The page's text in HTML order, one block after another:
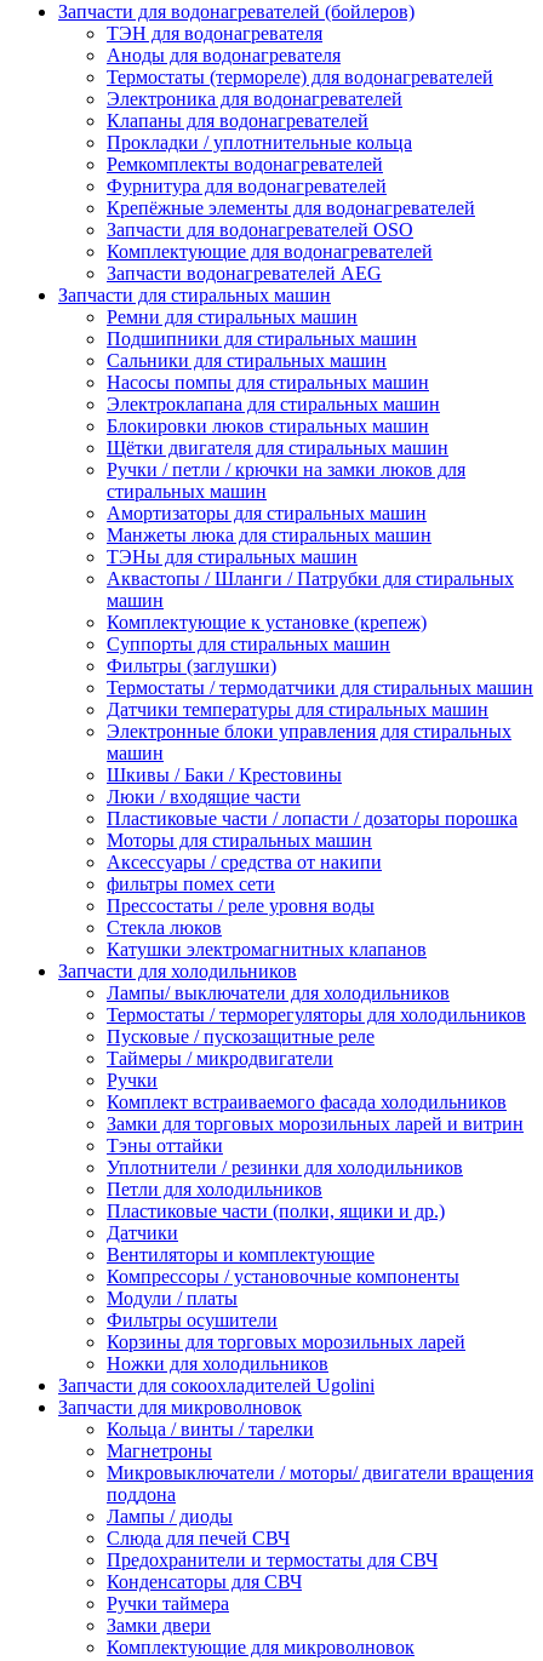
Запчасти для водонагревателей (бойлеров)
ТЭН для водонагревателя
Аноды для водонагревателя
Термостаты (термореле) для водонагревателей
Электроника для водонагревателей
Клапаны для водонагревателей
Прокладки / уплотнительные кольца
Ремкомплекты водонагревателей
Фурнитура для водонагревателей
Крепёжные элементы для водонагревателей
Запчасти для водонагревателей OSO
Комплектующие для водонагревателей
Запчасти водонагревателей AEG
Запчасти для стиральных машин
Ремни для стиральных машин
Подшипники для стиральных машин
Сальники для стиральных машин
Насосы помпы для стиральных машин
Электроклапана для стиральных машин
Блокировки люков стиральных машин
Щётки двигателя для стиральных машин
Ручки / петли / крючки на замки люков для
стиральных машин
Амортизаторы для стиральных машин
Манжеты люка для стиральных машин
ТЭНы для стиральных машин
Аквастопы / Шланги / Патрубки для стиральных
машин
Комплектующие к установке (крепеж)
Суппорты для стиральных машин
Фильтры (заглушки)
Термостаты / термодатчики для стиральных машин
Датчики температуры для стиральных машин
Электронные блоки управления для стиральных
машин
Шкивы / Баки / Крестовины
Люки / входящие части
Пластиковые части / лопасти / дозаторы порошка
Моторы для стиральных машин
Аксессуары / средства от накипи
фильтры помех сети
Прессостаты / реле уровня воды
Стекла люков
Катушки электромагнитных клапанов
Запчасти для холодильников
Лампы/ выключатели для холодильников
Термостаты / терморегуляторы для холодильников
Пусковые / пускозащитные реле
Таймеры / микродвигатели
Ручки
Комплект встраиваемого фасада холодильников
Замки для торговых морозильных ларей и витрин
Тэны оттайки
Уплотнители / резинки для холодильников
Петли для холодильников
Пластиковые части (полки, ящики и др.)
Датчики
Вентиляторы и комплектующие
Компрессоры / установочные компоненты
Модули / платы
Фильтры осушители
Корзины для торговых морозильных ларей
Ножки для холодильников
Запчасти для сокоохладителей Ugolini
Запчасти для микроволновок
Кольца / винты / тарелки
Магнетроны
Микровыключатели / моторы/ двигатели вращения
поддона
Лампы / диоды
Слюда для печей СВЧ
Предохранители и термостаты для СВЧ
Конденсаторы для СВЧ
Ручки таймера
Замки двери
Комплектующие для микроволновок